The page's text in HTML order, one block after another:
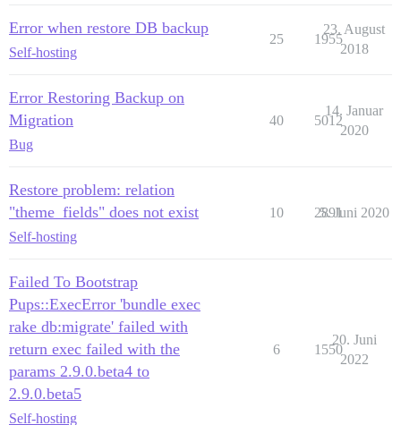
Error when restore DB backup
Self-hosting
25 1955
23. August
2018
Error Restoring Backup on
Migration
Bug
40 5012
14. Januar
2020
Restore problem: relation
"theme_fields" does not exist
Self-hosting
10 2891
5. Juni 2020
Failed To Bootstrap
Pups::ExecError 'bundle exec
rake db:migrate' failed with
return exec failed with the
params 2.9.0.beta4 to
2.9.0.beta5
Self-hosting
6 1550
20. Juni
2022